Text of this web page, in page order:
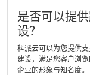
是否可以提
设？
科派云可以为您提供
建设，满足您客户浏
企业的形象与知名度。